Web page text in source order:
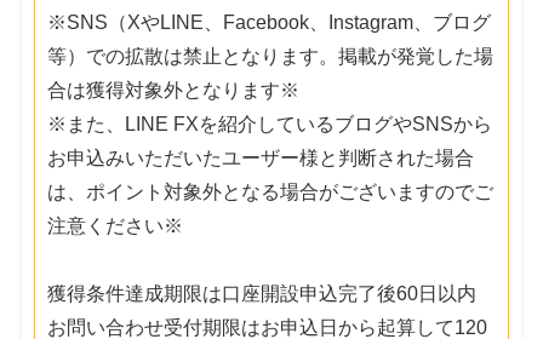
※SNS（XやLINE、Facebook、Instagram、ブログ
等）での拡散は禁止となります。掲載が発覚した場
合は獲得対象外となります※
※また、LINE FXを紹介しているブログやSNSから
お申込みいただいたユーザー様と判断された場合
は、ポイント対象外となる場合がございますのでご
注意ください※
獲得条件達成期限は口座開設申込完了後60日以内
お問い合わせ受付期限はお申込日から起算して120